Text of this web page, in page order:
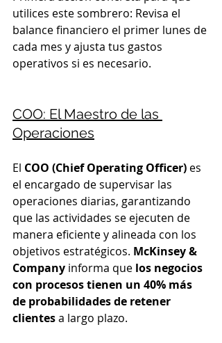
utilices este sombrero: Revisa el
balance financiero el primer lunes de
cada mes y ajusta tus gastos
operativos si es necesario.
COO: El Maestro de las
Operaciones
El COO (Chief Operating Officer) es
el encargado de supervisar las
operaciones diarias, garantizando
que las actividades se ejecuten de
manera eficiente y alineada con los
objetivos estratégicos. McKinsey &
Company informa que los negocios
con procesos tienen un 40% más
de probabilidades de retener
clientes a largo plazo.